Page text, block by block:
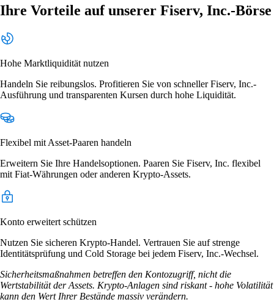
Ihre Vorteile auf unserer Fiserv, Inc.-Börse
Hohe Marktliquidität nutzen
Handeln Sie reibungslos. Profitieren Sie von schneller Fiserv, Inc.-
Ausführung und transparenten Kursen durch hohe Liquidität.
Flexibel mit Asset-Paaren handeln
Erweitern Sie Ihre Handelsoptionen. Paaren Sie Fiserv, Inc. flexibel
mit Fiat-Währungen oder anderen Krypto-Assets.
Konto erweitert schützen
Nutzen Sie sicheren Krypto-Handel. Vertrauen Sie auf strenge
Identitätsprüfung und Cold Storage bei jedem Fiserv, Inc.-Wechsel.
Sicherheitsmaßnahmen betreffen den Kontozugriff, nicht die
Wertstabilität der Assets. Krypto-Anlagen sind riskant - hohe Volatilität
kann den Wert Ihrer Bestände massiv verändern.